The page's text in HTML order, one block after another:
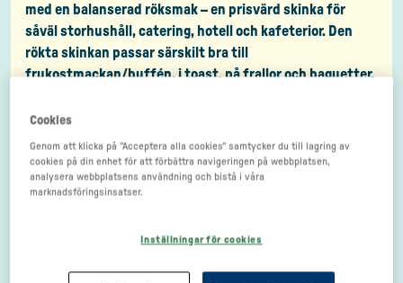
med en balanserad röksmak – en prisvärd skinka för
såväl storhushåll, catering, hotell och kafeterior. Den
rökta skinkan passar särskilt bra till
frukostmackan/buffén, i toast, på frallor och baguetter.
Cookies
Genom att klicka på "Acceptera alla cookies" samtycker du till lagring av
cookies på din enhet för att förbättra navigeringen på webbplatsen,
analysera webbplatsens användning och bistå i våra
marknadsföringsinsatser.
Inställningar för cookies